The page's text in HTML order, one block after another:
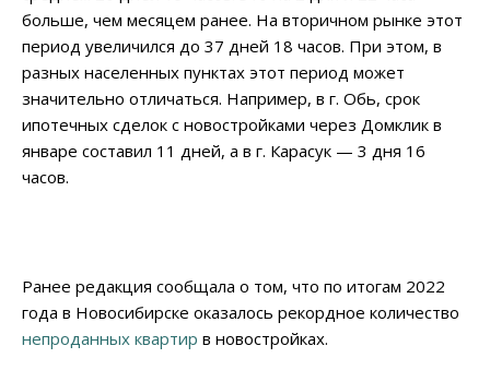
больше, чем месяцем ранее. На вторичном рынке этот
период увеличился до 37 дней 18 часов. При этом, в
разных населенных пунктах этот период может
значительно отличаться. Например, в г. Обь, срок
ипотечных сделок с новостройками через Домклик в
январе составил 11 дней, а в г. Карасук — 3 дня 16
часов.
Ранее редакция сообщала о том, что по итогам 2022
года в Новосибирске оказалось рекордное количество
непроданных квартир в новостройках.